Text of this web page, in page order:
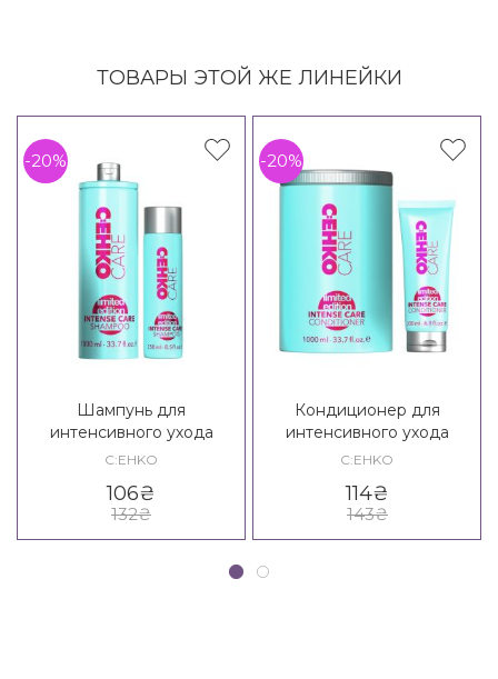
ТОВАРЫ ЭТОЙ ЖЕ ЛИНЕЙКИ
-20%
Шампунь для
интенсивного ухода
C:EHKO Care Limited
Shampoo
C:EHKO
106₴
132₴
-20%
Кондиционер для
интенсивного ухода
C:EHKO Care Limited
Conditioner
C:EHKO
114₴
143₴